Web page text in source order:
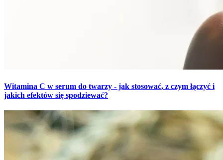
Witamina C w serum do twarzy - jak stosować, z czym łączyć i
jakich efektów się spodziewać?